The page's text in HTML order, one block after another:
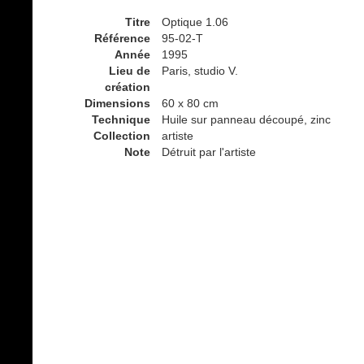
Titre
Optique 1.06
Référence
95-02-T
Année
1995
Lieu de
création
Paris, studio V.
Dimensions
60 x 80 cm
Technique
Huile sur panneau découpé, zinc
Collection
artiste
Note
Détruit par l'artiste